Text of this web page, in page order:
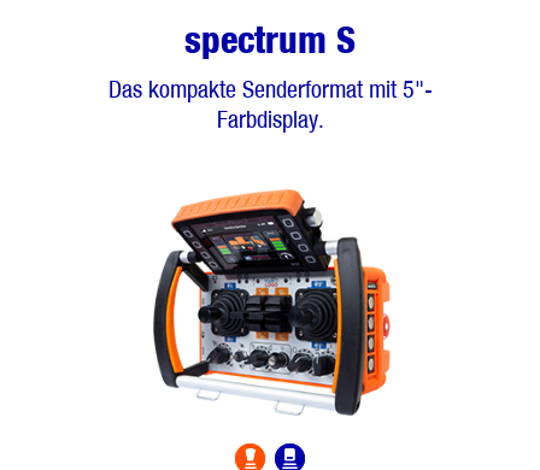
spectrum S
Das kompakte Senderformat mit 5"-
Farbdisplay.